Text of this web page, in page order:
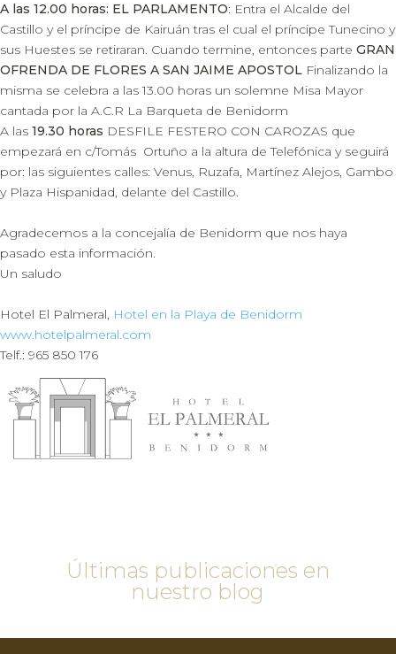
A las 12.00 horas: EL PARLAMENTO: Entra el Alcalde del
Castillo y el príncipe de Kairuán tras el cual el príncipe Tunecino y
sus Huestes se retiraran. Cuando termine, entonces parte GRAN
OFRENDA DE FLORES A SAN JAIME APOSTOL Finalizando la
misma se celebra a las 13.00 horas un solemne Misa Mayor
cantada por la A.C.R La Barqueta de Benidorm
A las 19.30 horas DESFILE FESTERO CON CAROZAS que
empezará en c/Tomás Ortuño a la altura de Telefónica y seguirá
por: las siguientes calles: Venus, Ruzafa, Martínez Alejos, Gambo
y Plaza Hispanidad, delante del Castillo.
Agradecemos a la concejalía de Benidorm que nos haya
pasado esta información.
Un saludo
Hotel El Palmeral, Hotel en la Playa de Benidorm
www.hotelpalmeral.com
Telf.: 965 850 176
Últimas publicaciones en
nuestro blog